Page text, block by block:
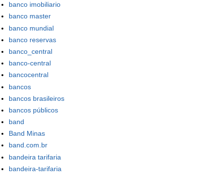
banco imobiliario
banco master
banco mundial
banco reservas
banco_central
banco-central
bancocentral
bancos
bancos brasileiros
bancos públicos
band
Band Minas
band.com.br
bandeira tarifaria
bandeira-tarifaria